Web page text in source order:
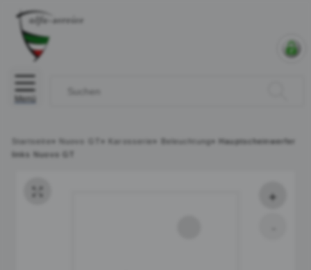
Menü
Startseite » Nuovo GT » Karosserie » Beleuchtung»
Hauptscheinwerfer
links Nuovo GT